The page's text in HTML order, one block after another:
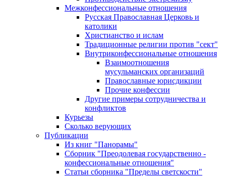
Межконфессиональные отношения
Русская Православная Церковь и
католики
Христианство и ислам
Традиционные религии против "сект"
Внутриконфессиональные отношения
Взаимоотношения
мусульманских организаций
Православные юрисдикции
Прочие конфессии
Другие примеры сотрудничества и
конфликтов
Курьезы
Сколько верующих
Публикации
Из книг "Панорамы"
Сборник "Преодолевая государственно -
конфессиональные отношения"
Статьи сборника "Пределы светскости"